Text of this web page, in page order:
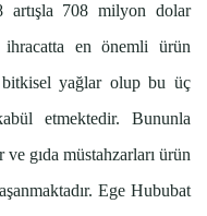
artışla 708 milyon dolar
ihracatta en önemli ürün
yağlar olup bu üç
etmektedir. Bununla
gıda müstahzarları ürün
Ege Hububat